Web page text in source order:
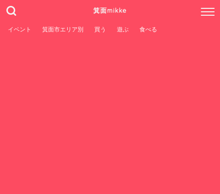
箕面mikke
イベント 箕面市エリア別 買う 遊ぶ 食べる